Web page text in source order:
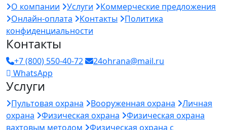
О компании Услуги
Коммерческие предложения
Онлайн-оплата
Контакты
Политика
конфиденциальности
Контакты
+7 (800) 550-40-72
24ohrana@mail.ru
WhatsApp
Услуги
Пультовая охрана Вооруженная охрана
Личная
охрана
Физическая охрана
Физическая охрана
вахтовым методом
Физическая охрана с